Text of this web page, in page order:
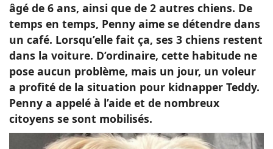
âgé de 6 ans, ainsi que de 2 autres chiens. De
temps en temps, Penny aime se détendre dans
un café. Lorsqu’elle fait ça, ses 3 chiens restent
dans la voiture. D’ordinaire, cette habitude ne
pose aucun problème, mais un jour, un voleur
a profité de la situation pour kidnapper Teddy.
Penny a appelé à l’aide et de nombreux
citoyens se sont mobilisés.